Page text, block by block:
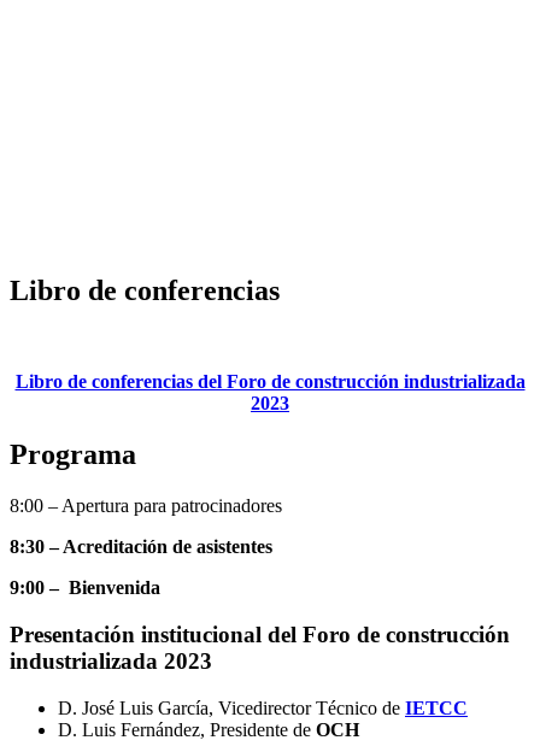
Libro de conferencias
Libro de conferencias del Foro de construcción industrializada
2023
Programa
8:00 – Apertura para patrocinadores
8:30 –Acreditación de asistentes
9:00 – Bienvenida
Presentación institucional del Foro de construcción
industrializada 2023
D. José Luis García, Vicedirector Técnico de IETCC
D. Luis Fernández, Presidente de OCH